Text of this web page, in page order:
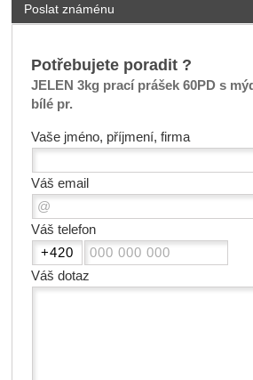
Poslat známénu
Potřebujete poradit ?
JELEN 3kg prací prášek 60PD s
bílé pr.
Vaše jméno, příjmení, firma
Váš email
Váš telefon
Váš dotaz